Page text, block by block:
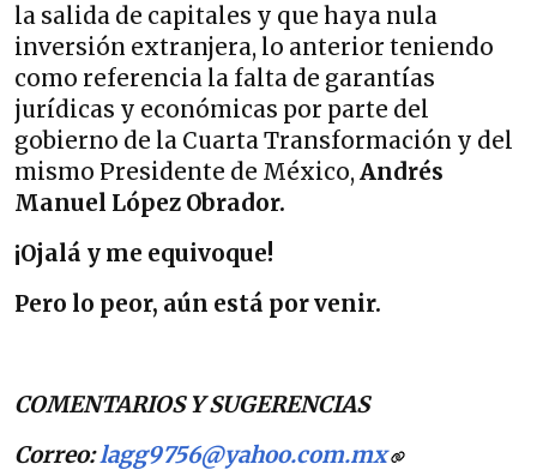
la salida de capitales y que haya nula
inversión extranjera, lo anterior teniendo
como referencia la falta de garantías
jurídicas y económicas por parte del
gobierno de la Cuarta Transformación y del
mismo Presidente de México, Andrés
Manuel López Obrador.
¡Ojalá y me equivoque!
Pero lo peor, aún está por venir.
COMENTARIOS Y SUGERENCIAS
Correo:lagg9756@yahoo.com.mx